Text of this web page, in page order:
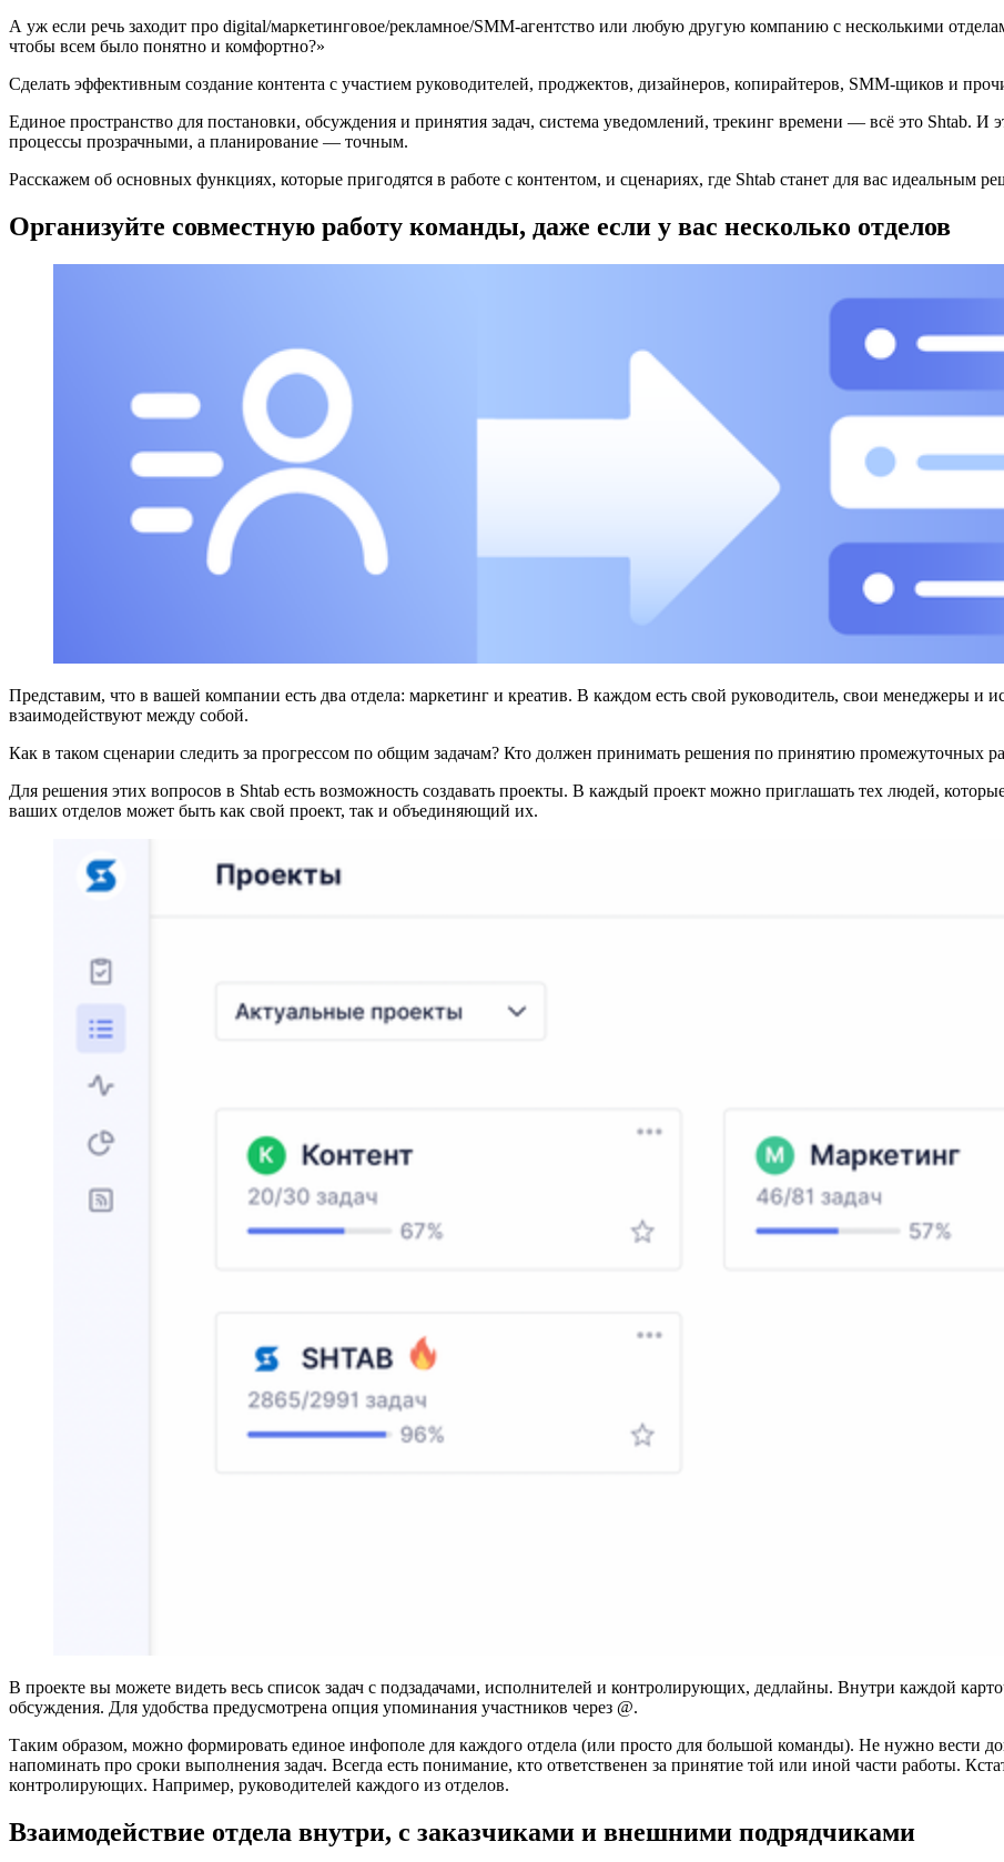
А уж если речь заходит про digital/маркетинговое/рекламное/SMM-агентство или любую другую компанию с несколькими
чтобы всем было понятно и комфортно?»
Сделать эффективным создание контента с участием руководителей, проджектов, дизайнеров, копирайтеров, SMM-щиков и
Единое пространство для постановки, обсуждения и принятия задач, система уведомлений, трекинг времени — всё это Shtab. И
процессы прозрачными, а планирование — точным.
Расскажем об основных функциях, которые пригодятся в работе с контентом, и сценариях, где Shtab станет для вас идеальным
Организуйте совместную работу команды, даже если у вас несколько отделов
Представим, что в вашей компании есть два отдела: маркетинг и креатив. В каждом есть свой руководитель, свои менеджеры и
взаимодействуют между собой.
Как в таком сценарии следить за прогрессом по общим задачам? Кто должен принимать решения по принятию промежуточных
Для решения этих вопросов в Shtab есть возможность создавать проекты. В каждый проект можно приглашать тех людей,
ваших отделов может быть как свой проект, так и объединяющий их.
В проекте вы можете видеть весь список задач с подзадачами, исполнителей и контролирующих, дедлайны. Внутри каждой
обсуждения. Для удобства предусмотрена опция упоминания участников через @.
Таким образом, можно формировать единое инфополе для каждого отдела (или просто для большой команды). Не нужно вести
напоминать про сроки выполнения задач. Всегда есть понимание, кто ответственен за принятие той или иной части работы.
контролирующих. Например, руководителей каждого из отделов.
Взаимодействие отдела внутри, с заказчиками и внешними подрядчиками